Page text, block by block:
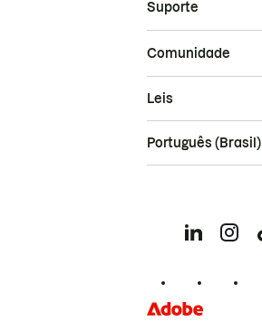
Suporte
Comunidade
Leis
Português (Brasil)